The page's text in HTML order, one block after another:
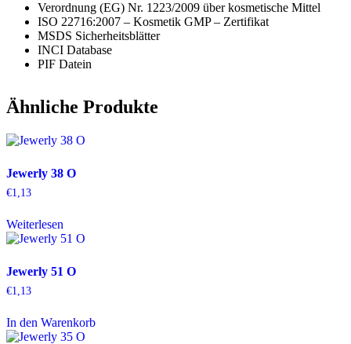
Verordnung (EG) Nr. 1223/2009 über kosmetische Mittel
ISO 22716:2007 – Kosmetik GMP – Zertifikat
MSDS Sicherheitsblätter
INCI Database
PIF Datein
Ähnliche Produkte
Jewerly 38 O
€1,13
Weiterlesen
Jewerly 51 O
€1,13
In den Warenkorb